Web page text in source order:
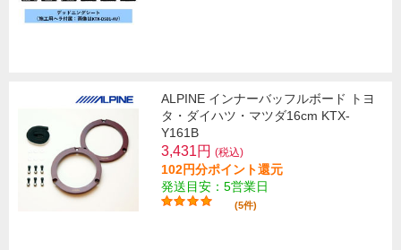
ALPINE インナーバッフルボード トヨ
タ・ダイハツ・マツダ16cm KTX-
Y161B
3,431円 (税込)
102円分ポイント還元
発送目安：5営業日
(5件)